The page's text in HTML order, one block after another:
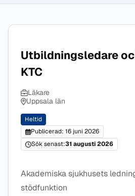
Utbildningsledare
KTC
Läkare
Uppsala län
Heltid
Publicerad: 16 juni 2026
Sök senast:31 augusti 2026
Akademiska sjukhusets
stödfunktion